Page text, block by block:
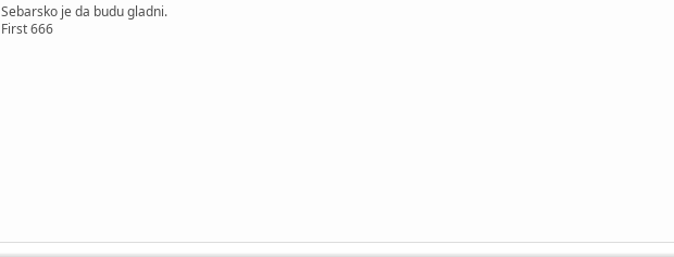
Sebarsko je da budu gladni.
First 666